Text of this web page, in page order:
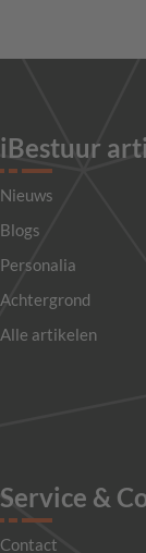
iBestuur
Nieuws
Blogs
Personalia
Achtergrond
Alle artikelen
Service &
Contact